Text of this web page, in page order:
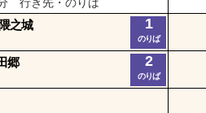
行き先・のりば
之城 1
のりば
郷 2
のりば